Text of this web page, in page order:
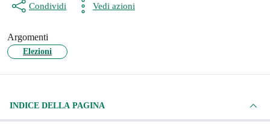
Condividi Vedi azioni
Argomenti
Elezioni
INDICE DELLA PAGINA